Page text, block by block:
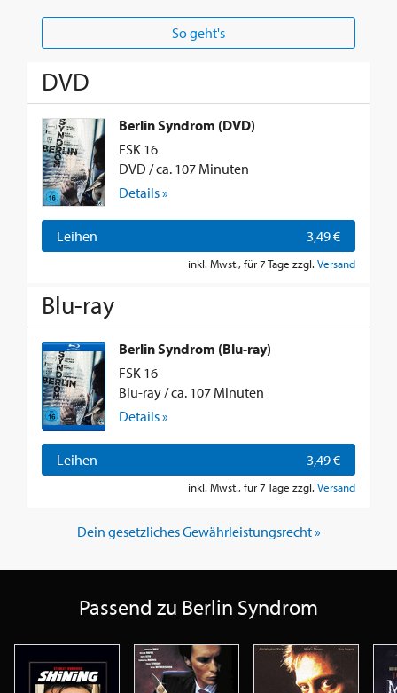
So geht's
DVD
Berlin Syndrom (DVD)
FSK 16
DVD / ca. 107 Minuten
Details »
Leihen 3,49 €
inkl. Mwst., für 7 Tage zzgl. Versand
Blu-ray
Berlin Syndrom (Blu-ray)
FSK 16
Blu-ray / ca. 107 Minuten
Details »
Leihen 3,49 €
inkl. Mwst., für 7 Tage zzgl. Versand
Dein gesetzliches Gewährleistungsrecht »
Passend zu Berlin Syndrom